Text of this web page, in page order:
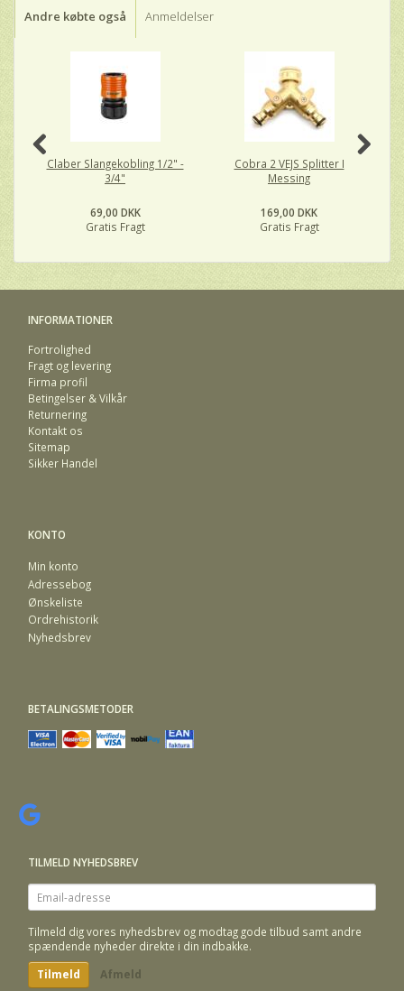
Andre købte også Anmeldelser
Claber Slangekobling 1/2" -
3/4"
69,00 DKK
Gratis Fragt
Cobra 2 VEJS Splitter I
Messing
169,00 DKK
Gratis Fragt
INFORMATIONER
Fortrolighed
Fragt og levering
Firma profil
Betingelser & Vilkår
Returnering
Kontakt os
Sitemap
Sikker Handel
KONTO
Min konto
Adressebog
Ønskeliste
Ordrehistorik
Nyhedsbrev
BETALINGSMETODER
TILMELD NYHEDSBREV
Email-
adresse
Tilmeld dig vores nyhedsbrev og modtag gode tilbud samt andre
spændende nyheder direkte i din indbakke.
Tilmeld Afmeld